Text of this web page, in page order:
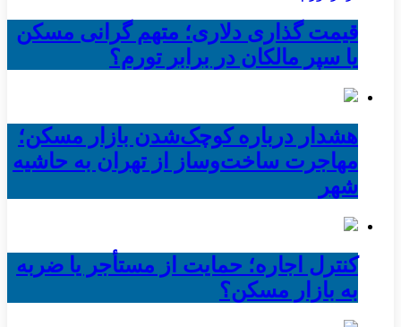
قیمت گذاری دلاری؛ متهم گرانی مسکن
یا سپر مالکان در برابر تورم؟
هشدار درباره کوچک‌شدن بازار مسکن؛
مهاجرت ساخت‌وساز از تهران به حاشیه‌
شهر
کنترل اجاره؛ حمایت از مستأجر یا ضربه
به بازار مسکن؟